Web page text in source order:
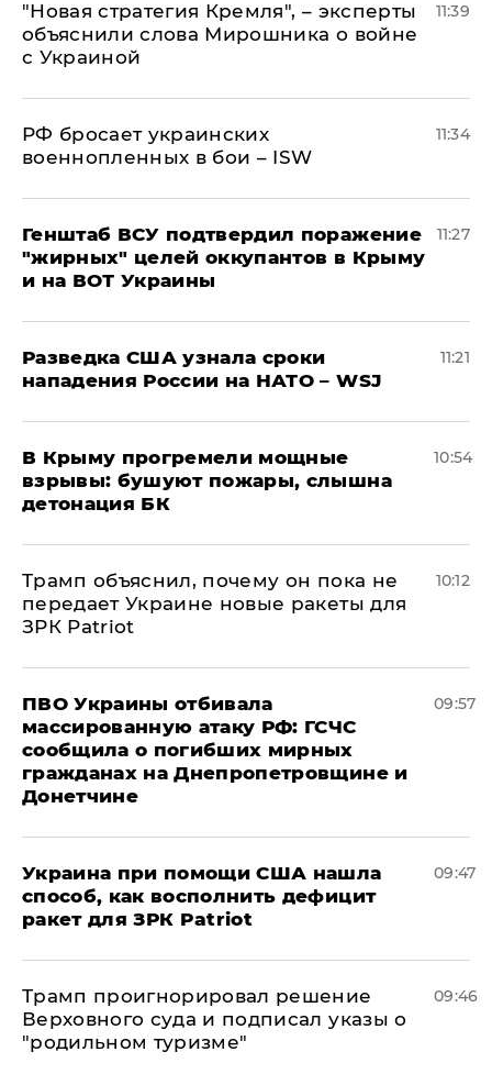
"Новая стратегия Кремля", – эксперты
объяснили слова Мирошника о войне
с Украиной
11:39
РФ бросает украинских
военнопленных в бои – ISW
11:34
Генштаб ВСУ подтвердил поражение
"жирных" целей оккупантов в Крыму
и на ВОТ Украины
11:27
Разведка США узнала сроки
нападения России на НАТО – WSJ
11:21
В Крыму прогремели мощные
взрывы: бушуют пожары, слышна
детонация БК
10:54
Трамп объяснил, почему он пока не
передает Украине новые ракеты для
ЗРК Patriot
10:12
ПВО Украины отбивала
массированную атаку РФ: ГСЧС
сообщила о погибших мирных
гражданах на Днепропетровщине и
Донетчине
09:57
Украина при помощи США нашла
способ, как восполнить дефицит
ракет для ЗРК Patriot
09:47
Трамп проигнорировал решение
Верховного суда и подписал указы о
"родильном туризме"
09:46